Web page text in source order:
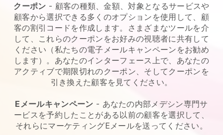
クーポン - 顧客の種類、金額、対象となるサービスや
顧客から選択できる多くのオプションを使用して、顧
客の割引コードを作成します。さまざまなツールを介
して、これらのクーポンをお好みの視聴者に共有して
ください（私たちの電子メールキャンペーンをお勧め
します）。あなたのインターフェース上で、あなたの
アクティブで期限切れのクーポン、そしてクーポンを
引き換えた顧客を見てください。
Eメールキャンペーン - あなたの内部メデシン専門サ
ービスを予約したことがある以前の顧客を選択して、
それらにマーケティングEメールを送ってください。